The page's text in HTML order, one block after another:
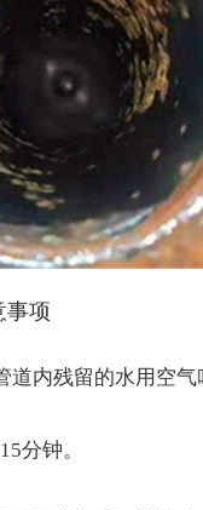
事项
道内残留的水用空气
分钟。